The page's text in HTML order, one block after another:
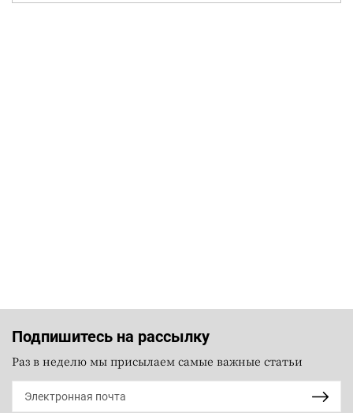
Подпишитесь на рассылку
Раз в неделю мы присылаем самые важные статьи